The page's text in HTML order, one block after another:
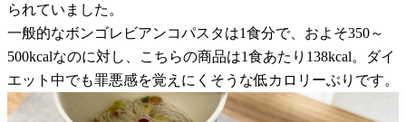
られていました。
一般的なボンゴレビアンコパスタは1食分で、およそ350～
500kcalなのに対し、こちらの商品は1食あたり138kcal。ダイ
エット中でも罪悪感を覚えにくそうな低カロリーぶりです。